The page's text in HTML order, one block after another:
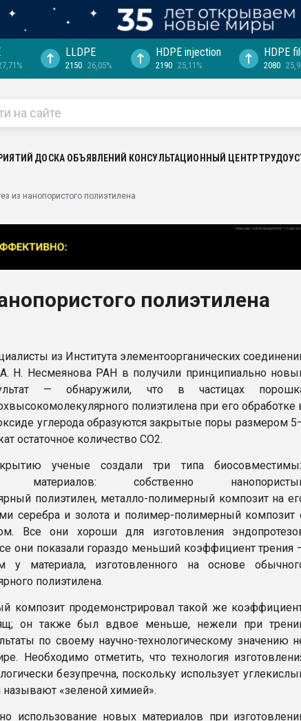
LLDPE
2150 26,05%
HDPE injection
2190 25,11%
HDPE
2080
ДОСКА ОБЪЯВЛЕНИЙ КОНСУЛЬТАЦИОННЫЙ ЦЕНТР
из нанопористого полиэтилена
полиэтилена
из Института элементоорганических
Н. Несмеянова РАН в получили принципиально
— обнаружили, что в частицах
полиэтилена при его обработке
углерода образуются закрытые поры размером
остаточное количество СО2.
ученые создали три типа
материалов: собственно
полиэтилен, металло-полимерный композит на
серебра и золота и полимер-полимерный композит
Все они хороши для изготовления
они показали гораздо меньший коэффициент трения
материала, изготовленного на основе
полиэтилена.
композит продемонстрировал такой же
он также был вдвое меньше, нежели при
по своему научно-технологическому значению
Необходимо отметить, что технология
безупречна, поскольку использует
называют «зеленой химией».
использование новых материалов при